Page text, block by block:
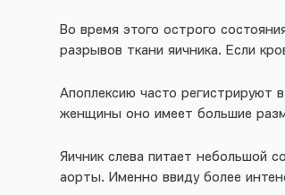
Во время этого острого
разрывов ткани яичника. Если
Апоплексию часто регистрируют
женщины оно имеет большие
Яичник слева питает небольшой
аорты. Именно ввиду более